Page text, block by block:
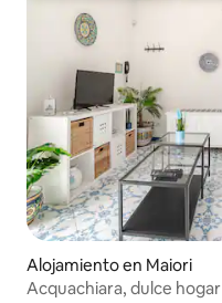
Alojamiento en Maiori
Acquachiara, dulce hogar